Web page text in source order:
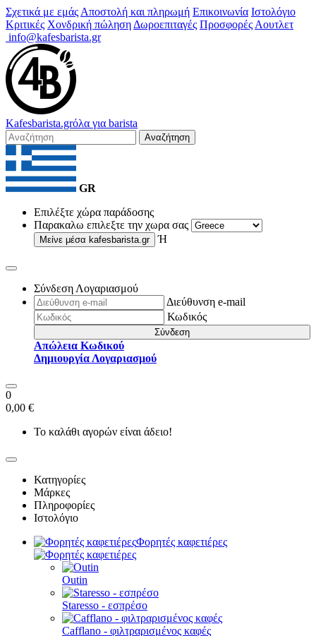
Σχετικά με εμάς Αποστολή και πληρωμή Επικοινωνία Ιστολόγιο
Κριτικές Χονδρική πώληση Δωροεπιταγές Προσφορές Αουτλετ
info@kafesbarista.gr
Kafesbarista.grόλα για barista
Αναζήτηση
GR
Επιλέξτε χώρα παράδοσης
Παρακαλω επιλεξτε την χωρα σας
Μείνε μέσα kafesbarista.gr Ή
Σύνδεση Λογαριασμού
Διεύθυνση e-mail
Κωδικός
Σύνδεση
Απώλεια Κωδικού
Δημιουργία Λογαριασμού
0
0,00 €
Το καλάθι αγορών είναι άδειο!
Κατηγορίες
Μάρκες
Πληροφορίες
Ιστολόγιο
Φορητές καφετιέρες
Outin
Staresso - εσπρέσο
Cafflano - φιλτραρισμένος καφές